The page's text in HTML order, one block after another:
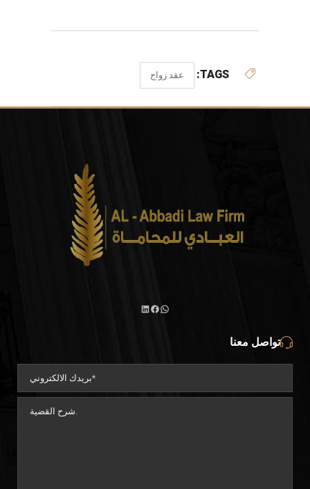
TAGS: عقد زواج
تواصل معنا